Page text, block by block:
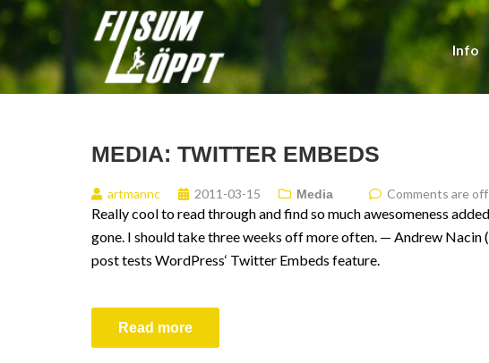
Info
MEDIA: TWITTER EMBEDS
artmannc 2011-03-15 Media Comments are
Really cool to read through and find so much awesomeness
gone. I should take three weeks off more often. — Andrew Nacin
post tests WordPress‘ Twitter Embeds feature.
Read more